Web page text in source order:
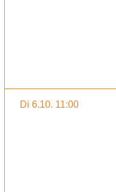
Di 6.10. 11:00